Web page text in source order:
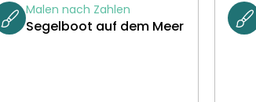
Malen nach Zahlen
Segelboot auf dem Meer